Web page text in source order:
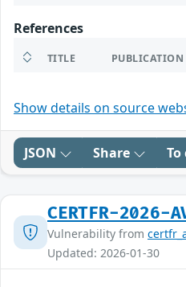
References
TITLE
Show details on source
JSON Share
CERTFR-2026-
Vulnerability from
Updated: 2026-01-30